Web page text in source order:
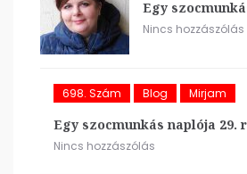
Egy
Nincs hozzászólás
698. Szám Blog Mirjam
Egy szocmunkás naplója 29.
Nincs hozzászólás